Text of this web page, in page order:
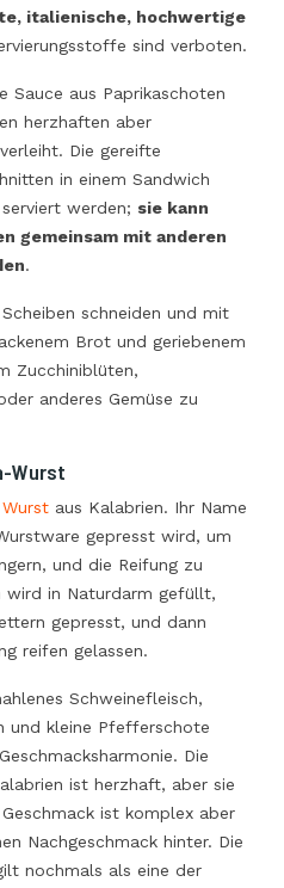
italienische, hochwertige
sind verboten.
Sauce aus Paprikaschoten
herzhaften aber
Die gereifte
in einem Sandwich
werden; sie kann
gemeinsam mit anderen
.
schneiden und mit
Brot und geriebenem
Zucchiniblüten,
anderes Gemüse zu
Wurst
Wurst aus Kalabrien. Ihr Name
gepresst wird, um
und die Reifung zu
wird in Naturdarm gefüllt,
gepresst, und dann
reifen gelassen.
Schweinefleisch,
und kleine Pfefferschote
Die
ist herzhaft, aber sie
ist komplex aber
Nachgeschmack hinter. Die
nochmals als eine der